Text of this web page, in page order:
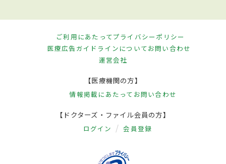
ご利用にあたってプライバシーポリシー
医療広告ガイドラインについてお問い合わせ
運営会社
【医療機関の方】
情報掲載にあたって お問い合わせ
【ドクターズ・ファイル会員の方】
ログイン 会員登録